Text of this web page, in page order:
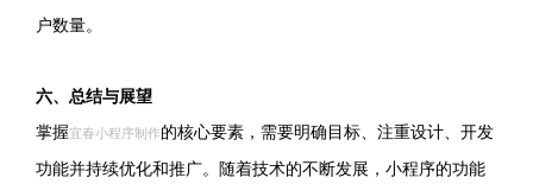
户数量。
六、总结与展望
掌握宜春小程序制作的核心要素，需要明确目标、注重设计、开发
功能并持续优化和推广。随着技术的不断发展，小程序的功能